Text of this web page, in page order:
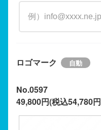
ロゴマーク
No.0597
49,800円(税込54,780